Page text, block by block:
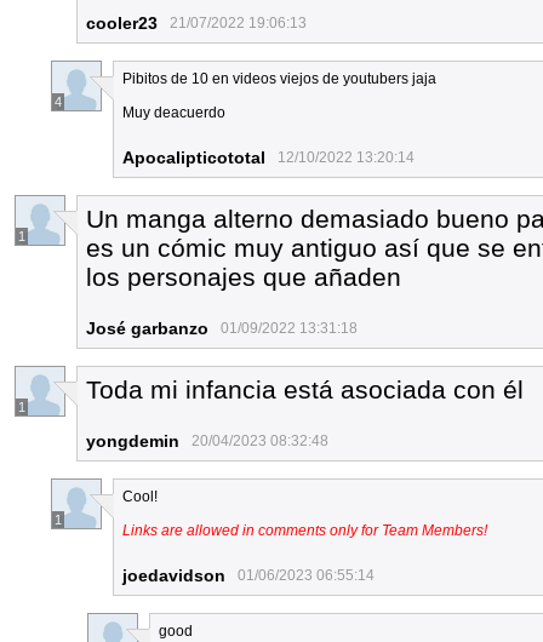
cooler23 21/07/2022 19:06:13
4
Pibitos de 10 en videos viejos de youtubers jaja
Muy deacuerdo
Apocalipticototal 12/10/2022 13:20:14
1
Un manga alterno demasiado bueno
es un cómic muy antiguo así que se
los personajes que añaden
José garbanzo 01/09/2022 13:31:18
1
Toda mi infancia está asociada con él
yongdemin 20/04/2023 08:32:48
1
Cool!
Links are allowed in comments only for Team Members!
joedavidson 01/06/2023 06:55:14
good